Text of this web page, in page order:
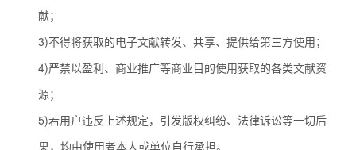
献；
3)不得将获取的电子文献转发、共享、提供给第三方使用；
4)严禁以盈利、商业推广等商业目的使用获取的各类文献资
源；
5)若用户违反上述规定，引发版权纠纷、法律诉讼等一切后
果，均由使用者本人或单位自行承担。